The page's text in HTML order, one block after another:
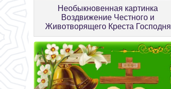
Необыкновенная картинка
Воздвижение Честного и
Животворящего Креста Господня